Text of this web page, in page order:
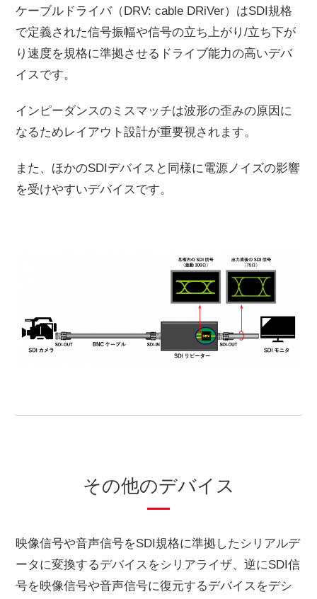
ケーブルドライバ（DRV: cable DRiVer）はSDI規格
で定義された信号振幅や信号の立ち上がり/立ち下が
り速度を規格に準拠させるドライブ能力の高いデバ
イスです。
インピーダンスのミスマッチは波形の歪みの原因に
なるためレイアウト設計が重要視されます。
また、ほかのSDIデバイスと同様に電源ノイズの影響
を受けやすいデバイスです。
その他のデバイス
映像信号や音声信号をSDI規格に準拠したシリアルデ
ータに変換するデバイスをシリアライザ、逆にSDI信
号を映像信号や音声信号に復元するデバイスをデシ